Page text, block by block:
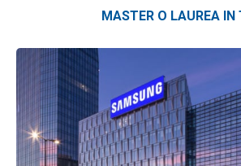
MASTER O LAUREA IN